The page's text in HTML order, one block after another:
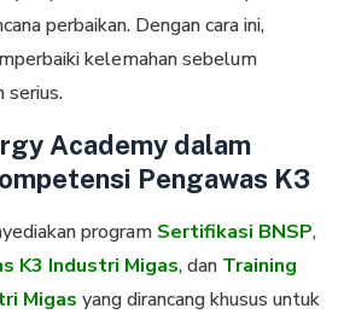
perbaikan. Dengan cara ini,
kelemahan sebelum
serius.
Academy dalam
Pengawas K3
program Sertifikasi BNSP,
K3 Industri Migas, dan Training
Migas yang dirancang khusus untuk